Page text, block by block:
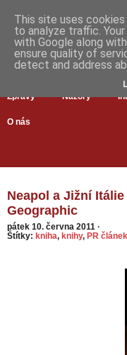
Zprávy Názory
O nás
Neapol a Jižní
Geographic
pátek 10. června 2011 ·
Štítky: kniha, knihy, PR článek
This site uses
to analyze traffic.
with Google along
ensure quality of
detect and address